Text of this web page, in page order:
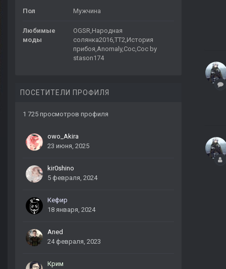
Пол Мужчина
Любимые
моды
OGSR,Народная
солянка2016,ТТ2,История
прибоя,Anomaly,Coc,Coc by
stason174
ПОСЕТИТЕЛИ ПРОФИЛЯ
1 725 просмотров профиля
owo_Akira
23 июня, 2025
kir0shino
5 февраля, 2024
Кефир
18 января, 2024
Aned
24 февраля, 2023
Крим